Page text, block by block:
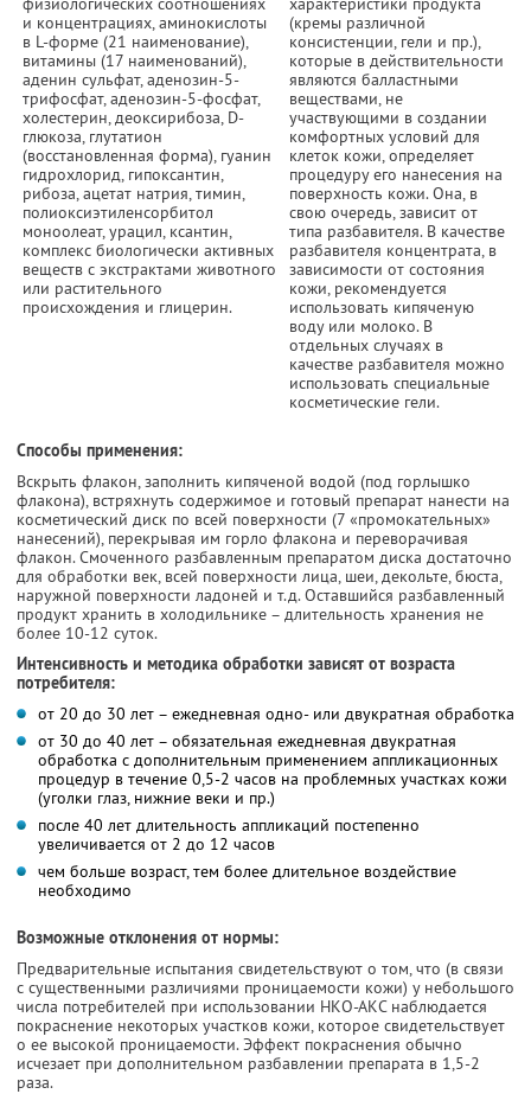
и концентрациях, аминокислоты
в L-форме (21 наименование),
витамины (17 наименований),
аденин сульфат, аденозин-5-
трифосфат, аденозин-5-фосфат,
холестерин, деоксирибоза, D-
глюкоза, глутатион
(восстановленная форма), гуанин
гидрохлорид, гипоксантин,
рибоза, ацетат натрия, тимин,
полиоксиэтиленсорбитол
моноолеат, урацил, ксантин,
комплекс биологически активных
веществ с экстрактами животного
или растительного
происхождения и глицерин.
(кремы различной
консистенции, гели и пр.),
которые в действительности
являются балластными
веществами, не
участвующими в создании
комфортных условий для
клеток кожи, определяет
процедуру его нанесения на
поверхность кожи. Она, в
свою очередь, зависит от
типа разбавителя. В качестве
разбавителя концентрата, в
зависимости от состояния
кожи, рекомендуется
использовать кипяченую
воду или молоко. В
отдельных случаях в
качестве разбавителя можно
использовать специальные
косметические гели.
Способы применения:
Вскрыть флакон, заполнить кипяченой водой (под горлышко
флакона), встряхнуть содержимое и готовый препарат нанести на
косметический диск по всей поверхности (7 «промокательных»
нанесений), перекрывая им горло флакона и переворачивая
флакон. Смоченного разбавленным препаратом диска достаточно
для обработки век, всей поверхности лица, шеи, декольте, бюста,
наружной поверхности ладоней и т.д. Оставшийся разбавленный
продукт хранить в холодильнике – длительность хранения не
более 10-12 суток.
Интенсивность и методика обработки зависят от возраста
потребителя:
от 20 до 30 лет – ежедневная одно- или двукратная обработка
от 30 до 40 лет – обязательная ежедневная двукратная
обработка с дополнительным применением аппликационных
процедур в течение 0,5-2 часов на проблемных участках кожи
(уголки глаз, нижние веки и пр.)
после 40 лет длительность аппликаций постепенно
увеличивается от 2 до 12 часов
чем больше возраст, тем более длительное воздействие
необходимо
Возможные отклонения от нормы:
Предварительные испытания свидетельствуют о том, что (в связи
с существенными различиями проницаемости кожи) у небольшого
числа потребителей при использовании НКО-АКС наблюдается
покраснение некоторых участков кожи, которое свидетельствует
о ее высокой проницаемости. Эффект покраснения обычно
исчезает при дополнительном разбавлении препарата в 1,5-2
раза.